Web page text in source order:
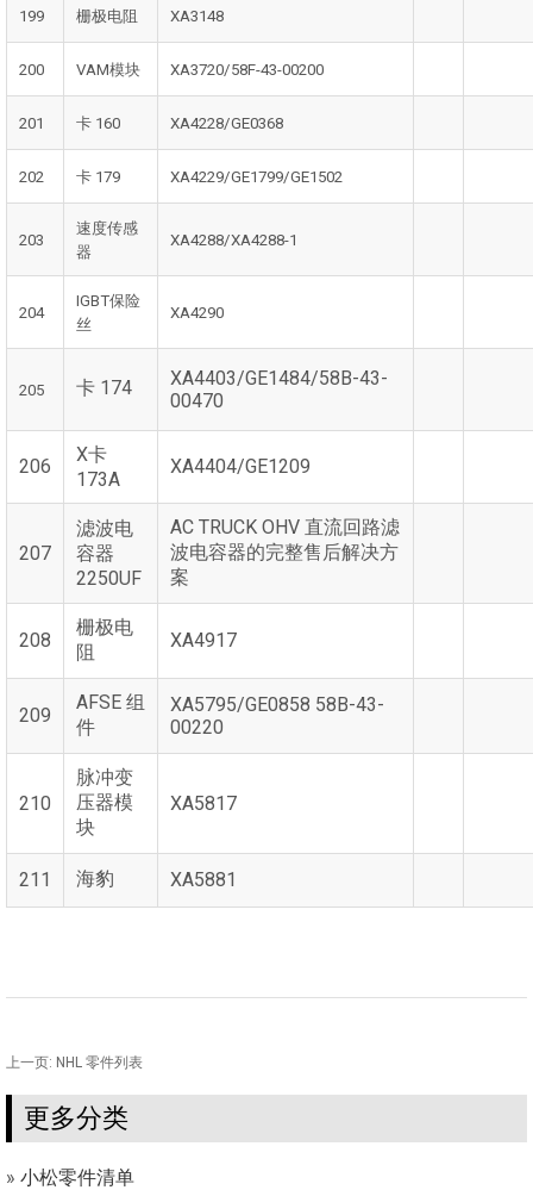
199 栅极电阻 XA3148
200 VAM模块 XA3720/58F-43-00200
201 卡 160 XA4228/GE0368
202 卡 179 XA4229/GE1799/GE1502
203
速度传感
器
XA4288/XA4288-1
204
IGBT保险
丝
XA4290
205 卡 174
XA4403/GE1484/58B-43-
00470
206
X卡
173A
XA4404/GE1209
207
滤波电
容器
2250UF
AC TRUCK OHV 直流回路滤
波电容器的完整售后解决方
案
208
栅极电
阻
XA4917
209
AFSE 组
件
XA5795/GE0858 58B-43-
00220
210
脉冲变
压器模
块
XA5817
211 海豹 XA5881
上一页: NHL 零件列表
更多分类
» 小松零件清单